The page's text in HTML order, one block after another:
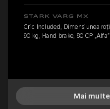
STARK VARG MX
Cric Included, Dimensiunea
90 kg, Hand brake, 80 CP „Alfa”
Mai